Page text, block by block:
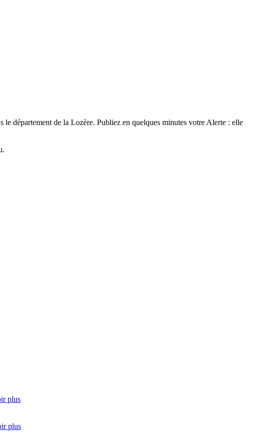
département de la Lozère. Publiez en quelques minutes votre Alerte : elle
plus
plus